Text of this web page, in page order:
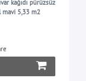
kağıdı pürüzsüz
5,33 m2